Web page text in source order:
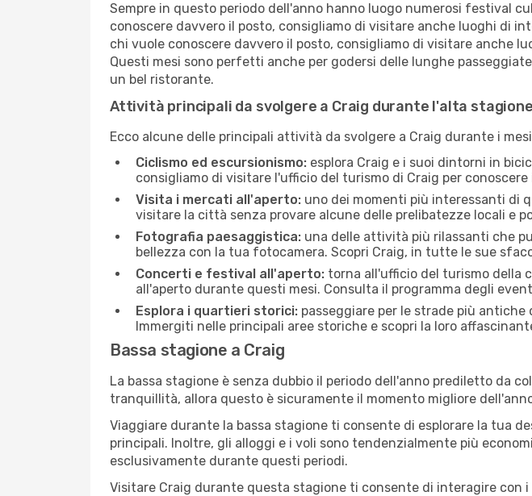
Sempre in questo periodo dell'anno hanno luogo numerosi festival
conoscere davvero il posto, consigliamo di visitare anche luoghi di
chi vuole conoscere davvero il posto, consigliamo di visitare anche
Questi mesi sono perfetti anche per godersi delle lunghe
un bel ristorante.
Attività principali da svolgere a Craig durante l'alta stagione
Ecco alcune delle principali attività da svolgere a Craig durante i
Ciclismo ed escursionismo: esplora Craig e i suoi dintorni in
consigliamo di visitare l'ufficio del turismo di Craig per
Visita i mercati all'aperto: uno dei momenti più interessanti di
visitare la città senza provare alcune delle prelibatezze locali e
Fotografia paesaggistica: una delle attività più rilassanti che
bellezza con la tua fotocamera. Scopri Craig, in tutte le sue
Concerti e festival all'aperto: torna all'ufficio del turismo
all'aperto durante questi mesi. Consulta il programma degli
Esplora i quartieri storici: passeggiare per le strade più
Immergiti nelle principali aree storiche e scopri la loro
Bassa stagione a Craig
La bassa stagione è senza dubbio il periodo dell'anno prediletto da
tranquillità, allora questo è sicuramente il momento migliore
Viaggiare durante la bassa stagione ti consente di esplorare la tua
principali. Inoltre, gli alloggi e i voli sono tendenzialmente più
esclusivamente durante questi periodi.
Visitare Craig durante questa stagione ti consente di interagire con